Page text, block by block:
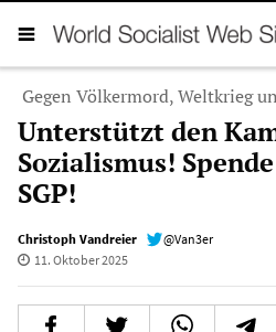
Gegen Völkermord, Weltkrieg
Unterstützt den
Sozialismus!
SGP!
Christoph Vandreier
@Van3er
11. Oktober 2025